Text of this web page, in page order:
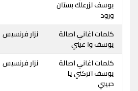
يوسف لزرعلك بستان
ورود
كلمات اغاني اصالة
يوسف وا عيني
نزار فرنسيس
كلمات اغاني اصالة
يوسف اتركني يا
حبيبي
نزار فرنسيس